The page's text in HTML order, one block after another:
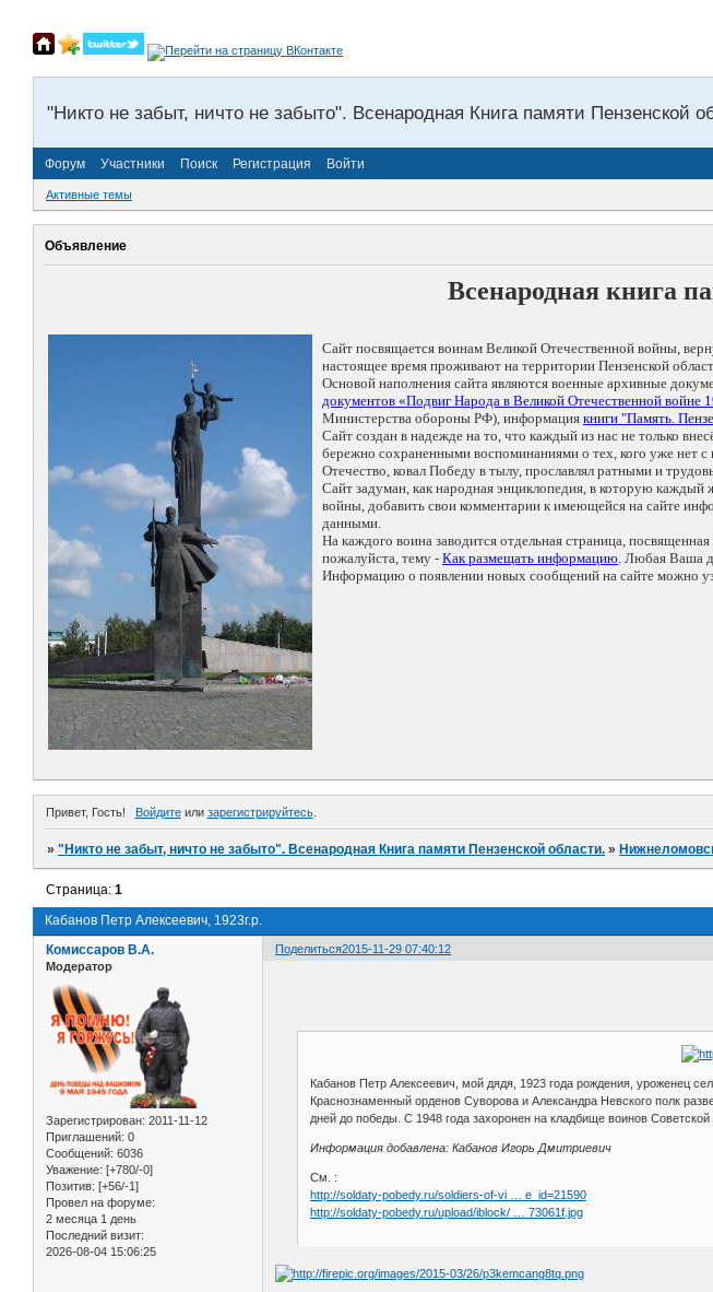
"Никто не забыт, ничто не забыто". Всенародная Книга памяти Пензенской
Форум Участники Поиск Регистрация Войти
Активные темы
Объявление
Всенародная книга
Сайт посвящается воинам Великой Отечественной войны,
настоящее время проживают на территории Пензенской
Основой наполнения сайта являются военные архивные
документов «Подвиг Народа в Великой Отечественной войне
Министерства обороны РФ), информация книги "Память.
Сайт создан в надежде на то, что каждый из нас не только
бережно сохраненными воспоминаниями о тех, кого уже нет
Отечество, ковал Победу в тылу, прославлял ратными и
Сайт задуман, как народная энциклопедия, в которую
войны, добавить свои комментарии к имеющейся на сайте
данными.
На каждого воина заводится отдельная страница,
пожалуйста, тему - Как размещать информацию. Любая Ваша
Информацию о появлении новых сообщений на сайте можно
Привет, Гость! Войдитеили зарегистрируйтесь.
»"Никто не забыт, ничто не забыто". Всенародная Книга памяти Пензенской области. »
Кабанов Петр Алексеевич, 1923г.р.
Страница:1
Поделиться2015-11-29 07:40:12
Комиссаров В.А.
Модератор
Зарегистрирован: 2011-11-12
Приглашений: 0
Сообщений: 6036
Уважение: [+780/-0]
Позитив: [+56/-1]
Провел на форуме:
2 месяца 1 день
Последний визит:
2026-08-04 15:06:25
Кабанов Петр Алексеевич, мой дядя, 1923 года рождения, уроженец
Краснознаменный орденов Суворова и Александра Невского полк
дней до победы. С 1948 года захоронен на кладбище воинов
Информация добавлена: Кабанов Игорь Дмитриевич
См. :
http://soldaty-pobedy.ru/soldiers-of-vi … e_id=21590
http://soldaty-pobedy.ru/upload/iblock/ … 73061f.jpg